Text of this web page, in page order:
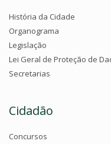
História da Cidade
Organograma
Legislação
Lei Geral de Proteção de
Secretarias
Cidadão
Concursos